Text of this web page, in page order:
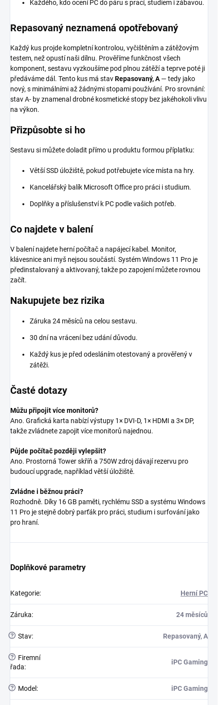
Každého, kdo ocení PC do páru s prací, studiem i zábavou.
Repasovaný neznamená opotřebovaný
Každý kus projde kompletní kontrolou, vyčištěním a zátěžovým
testem, než opustí naši dílnu. Prověříme funkčnost všech
komponent, sestavu vyzkoušíme pod plnou zátěží a teprve poté ji
předáváme dál. Tento kus má stavRepasovaný, A— tedy jako
nový, s minimálními až žádnými stopami používání. Pro srovnání:
stav A- by znamenal drobné kosmetické stopy bez jakéhokoli vlivu
na výkon.
Přizpůsobte si ho
Sestavu si můžete doladit přímo u produktu formou příplatku:
Větší SSD úložiště, pokud potřebujete více místa na hry.
Kancelářský balík Microsoft Office pro práci i studium.
Doplňky a příslušenství k PC podle vašich potřeb.
Co najdete v balení
V balení najdete herní počítač a napájecí kabel. Monitor,
klávesnice ani myš nejsou součástí. Systém Windows 11 Pro je
předinstalovaný a aktivovaný, takže po zapojení můžete rovnou
začít.
Nakupujete bez rizika
Záruka 24 měsíců na celou sestavu.
30 dní na vrácení bez udání důvodu.
Každý kus je před odesláním otestovaný a prověřený v
zátěži.
Časté dotazy
Můžu připojit více monitorů?
Ano. Grafická karta nabízí výstupy 1× DVI-D, 1× HDMI a 3× DP,
takže zvládnete zapojit více monitorů najednou.
Půjde počítač později vylepšit?
Ano. Prostorná Tower skříň a 750W zdroj dávají rezervu pro
budoucí upgrade, například větší úložiště.
Zvládne i běžnou práci?
Rozhodně. Díky 16 GB paměti, rychlému SSD a systému Windows
11 Pro je stejně dobrý parťák pro práci, studium i surfování jako
pro hraní.
Doplňkové parametry
Kategorie: Herní PC
Záruka: 24 měsíců
? Stav: Repasovaný, A
?
Firemní
řada:
iPC Gaming
? Model : iPC Gaming